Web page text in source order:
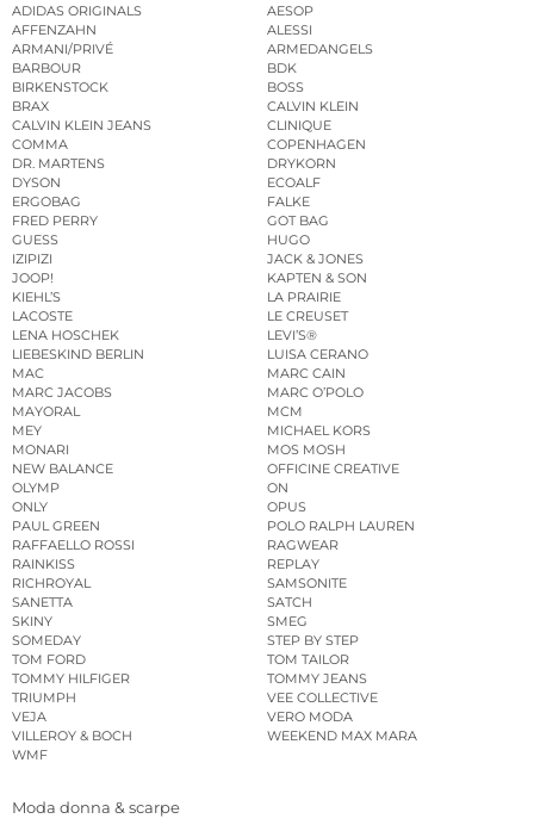
ADIDAS ORIGINALS
AESOP
AFFENZAHN
ALESSI
ARMANI/PRIVÉ
ARMEDANGELS
BARBOUR
BDK
BIRKENSTOCK
BOSS
BRAX
CALVIN KLEIN
CALVIN KLEIN JEANS
CLINIQUE
COMMA
COPENHAGEN
DR. MARTENS
DRYKORN
DYSON
ECOALF
ERGOBAG
FALKE
FRED PERRY
GOT BAG
GUESS
HUGO
IZIPIZI
JACK & JONES
JOOP!
KAPTEN & SON
KIEHL’S
LA PRAIRIE
LACOSTE
LE CREUSET
LENA HOSCHEK
LEVI’S®
LIEBESKIND BERLIN
LUISA CERANO
MAC
MARC CAIN
MARC JACOBS
MARC O’POLO
MAYORAL
MCM
MEY
MICHAEL KORS
MONARI
MOS MOSH
NEW BALANCE
OFFICINE CREATIVE
OLYMP
ON
ONLY
OPUS
PAUL GREEN
POLO RALPH LAUREN
RAFFAELLO ROSSI
RAGWEAR
RAINKISS
REPLAY
RICHROYAL
SAMSONITE
SANETTA
SATCH
SKINY
SMEG
SOMEDAY
STEP BY STEP
TOM FORD
TOM TAILOR
TOMMY HILFIGER
TOMMY JEANS
TRIUMPH
VEE COLLECTIVE
VEJA
VERO MODA
VILLEROY & BOCH
WEEKEND MAX MARA
WMF
Moda donna & scarpe